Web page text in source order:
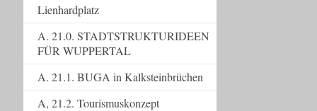
Lienhardplatz
A. 21.0. STADTSTRUKTURIDEEN
FÜR WUPPERTAL
A. 21.1. BUGA in Kalksteinbrüchen
A, 21.2. Tourismuskonzept